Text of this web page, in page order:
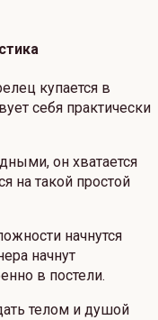
купается в
себя практически
он хватается
на такой простой
начнутся
начнут
в постели.
телом и душой